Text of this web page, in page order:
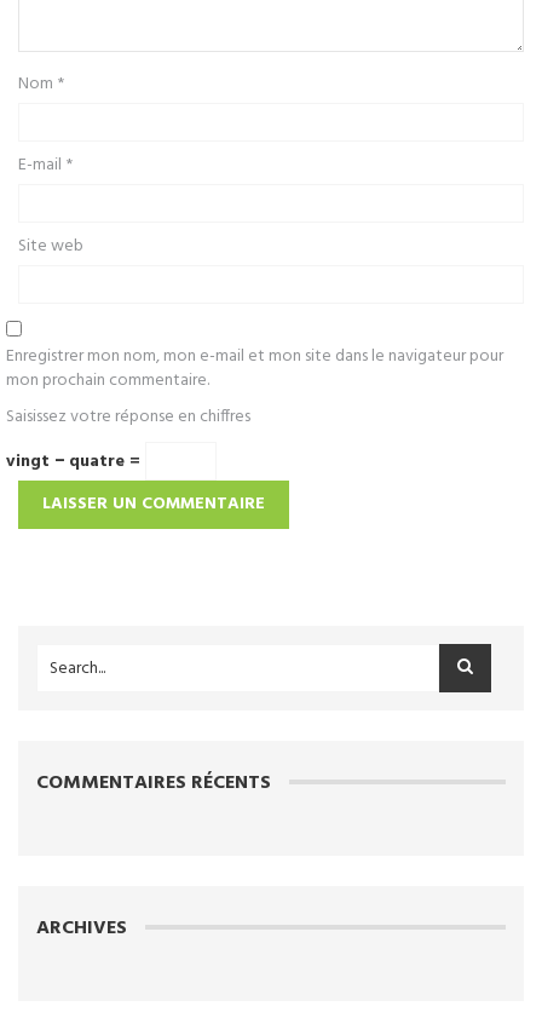
Nom *
E-mail *
Site web
Enregistrer mon nom, mon e-mail et mon site dans le navigateur pour
mon prochain commentaire.
Saisissez votre réponse en chiffres
vingt − quatre =
COMMENTAIRES RÉCENTS
ARCHIVES